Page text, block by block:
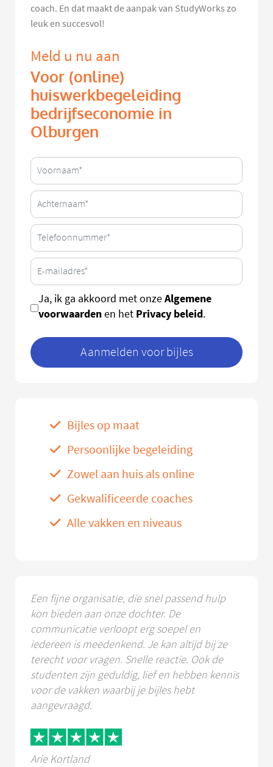
coach. En dat maakt de aanpak van StudyWorks zo
leuk en succesvol!
Meld u nu aan
Voor (online)
huiswerkbegeleiding
bedrijfseconomie in
Olburgen
Ja, ik ga akkoord met onzeAlgemene
voorwaardenen het Privacy beleid.
Aanmelden voor bijles
Bijles op maat
Persoonlijke begeleiding
Zowel aan huis als online
Gekwalificeerde coaches
Alle vakken en niveaus
Een fijne organisatie, die snel passend hulp
kon bieden aan onze dochter. De
communicatie verloopt erg soepel en
iedereen is meedenkend. Je kan altijd bij ze
terecht voor vragen. Snelle reactie. Ook de
studenten zijn geduldig, lief en hebben kennis
voor de vakken waarbij je bijles hebt
aangevraagd.
Arie Kortland